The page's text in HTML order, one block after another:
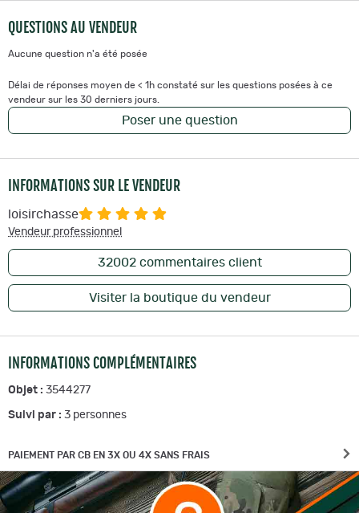
QUESTIONS AU VENDEUR
Aucune question n'a été posée
Délai de réponses moyen de < 1h constaté sur les questions posées à ce
vendeur sur les 30 derniers jours.
Poser une question
INFORMATIONS SUR LE VENDEUR
loisirchasse
Vendeur professionnel
32002commentaires client
Visiter la boutique du vendeur
INFORMATIONS COMPLÉMENTAIRES
Objet : 3544277
Suivi par : 3 personnes
PAIEMENT PAR CB EN 3X OU 4X SANS FRAIS